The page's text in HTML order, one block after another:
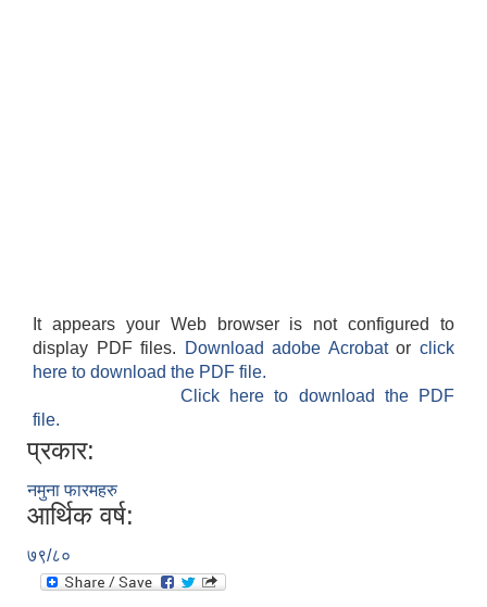
It appears your Web browser is not configured to
display PDF files.
Download adobe Acrobatorclick
here to download the PDF file.
Click here to download the PDF
file.
प्रकार:
नमुना फारमहरु
आर्थिक वर्ष:
७९/८०